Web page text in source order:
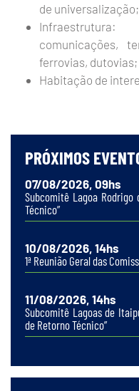
de universalização;
comunicações,
ferrovias, dutovias;
Habitação de
PRÓXIMOS
07/08/2026, 09hs
Subcomitê Lagoa Rodrigo
Técnico”
10/08/2026, 14hs
1ª Reunião Geral das
11/08/2026, 14hs
Subcomitê Lagoas de
de Retorno Técnico”